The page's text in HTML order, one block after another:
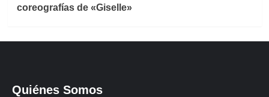
coreografías de «Giselle»
Quiénes Somos